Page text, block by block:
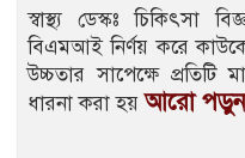
স্বাস্থ্য ডেস্কঃ চিকিৎসা
বিএমআই নির্ণয় করে
উচ্চতার সাপেক্ষে
ধারনা করা হয়আরো